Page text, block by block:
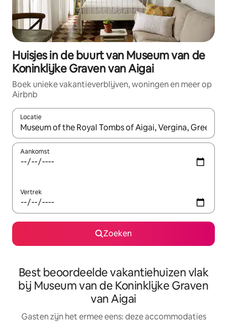
Huisjes in de buurt van Museum van de
Koninklijke Graven van Aigai
Boek unieke vakantieverblijven, woningen en meer op
Airbnb
Locatie
Wanneer er suggesties beschikbaar zijn, maak je een keuze
Aankomst
Vertrek
Zoeken
Best beoordeelde vakantiehuizen vlak
bij Museum van de Koninklijke Graven
van Aigai
Gasten zijn het ermee eens: deze accommodaties